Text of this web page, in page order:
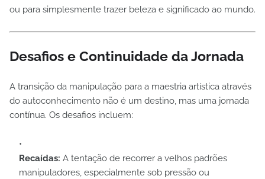
ou para simplesmente trazer beleza e significado ao mundo.
Desafios e Continuidade da Jornada
A transição da manipulação para a maestria artística através
do autoconhecimento não é um destino, mas uma jornada
contínua. Os desafios incluem:
Recaídas: A tentação de recorrer a velhos padrões
manipuladores, especialmente sob pressão ou